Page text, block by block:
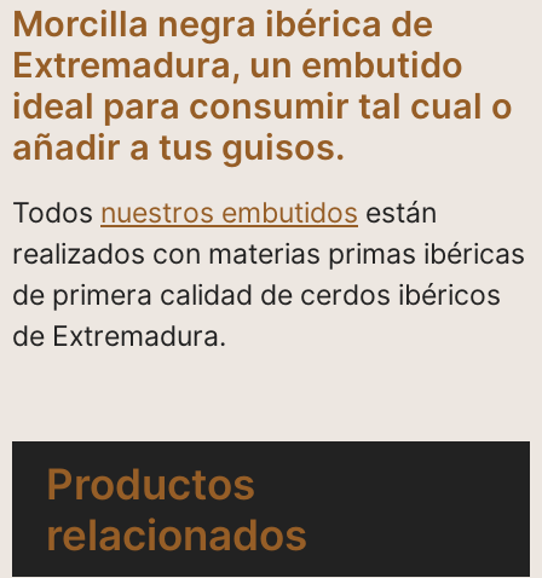
Morcilla negra ibérica de
Extremadura, un embutido
ideal para consumir tal cual o
añadir a tus guisos.
Todos nuestros embutidos están
realizados con materias primas ibéricas
de primera calidad de cerdos ibéricos
de Extremadura.
Productos
relacionados